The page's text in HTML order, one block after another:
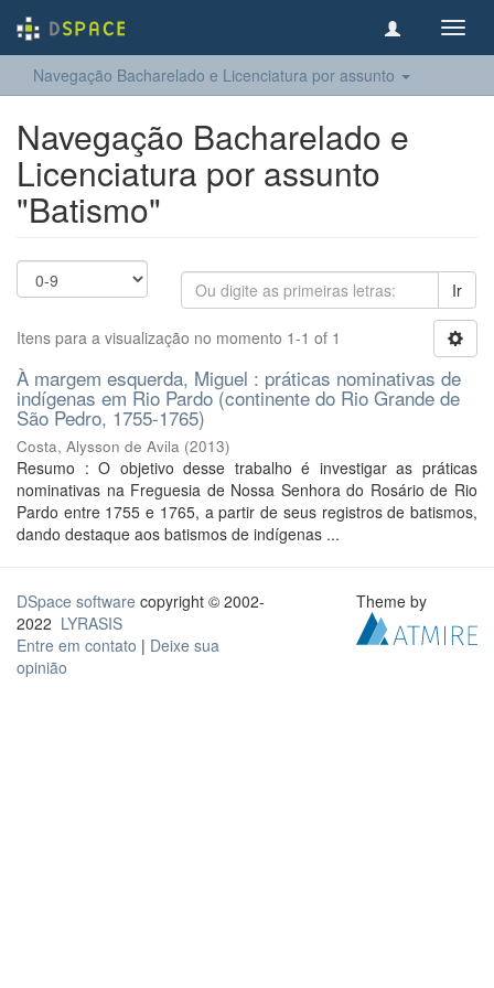
Navegação Bacharelado e Licenciatura por assunto
Navegação Bacharelado e
Licenciatura por assunto
"Batismo"
Ir
Itens para a visualização no momento 1-1 of 1
À margem esquerda, Miguel : práticas nominativas de
indígenas em Rio Pardo (continente do Rio Grande de
São Pedro, 1755-1765)
Costa, Alysson de Avila (2013)
Resumo : O objetivo desse trabalho é investigar as práticas
nominativas na Freguesia de Nossa Senhora do Rosário de Rio
Pardo entre 1755 e 1765, a partir de seus registros de batismos,
dando destaque aos batismos de indígenas ...
DSpace software copyright © 2002-
2022 LYRASIS
Entre em contato | Deixe sua
opinião
Theme by